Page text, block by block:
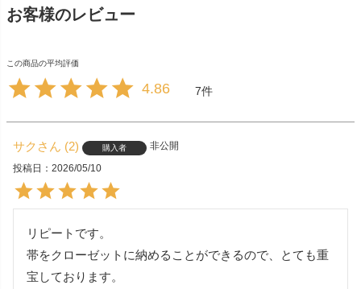
お客様のレビュー
4.86 7
サク 2 購入者
非公開
投稿日
2026/05/10
リピートです。
帯をクローゼットに納めることができるので、とても重
宝しております。